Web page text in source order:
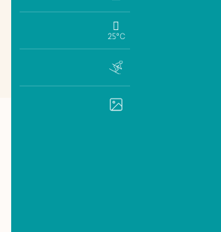
25°C
IMPRIMER
PARTAGER